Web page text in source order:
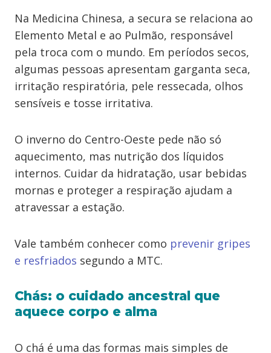
Na Medicina Chinesa, a secura se relaciona ao
Elemento Metal e ao Pulmão, responsável
pela troca com o mundo. Em períodos secos,
algumas pessoas apresentam garganta seca,
irritação respiratória, pele ressecada, olhos
sensíveis e tosse irritativa.
O inverno do Centro-Oeste pede não só
aquecimento, mas nutrição dos líquidos
internos. Cuidar da hidratação, usar bebidas
mornas e proteger a respiração ajudam a
atravessar a estação.
Vale também conhecer como prevenir gripes
e resfriados segundo a MTC.
Chás: o cuidado ancestral que
aquece corpo e alma
O chá é uma das formas mais simples de